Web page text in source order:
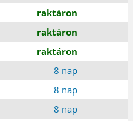
raktáron
raktáron
raktáron
8 nap
8 nap
8 nap